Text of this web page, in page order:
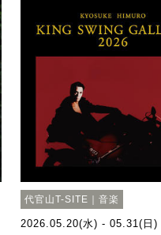
代官山T-SITE｜音楽
2026.05.20(水) - 05.31(日)